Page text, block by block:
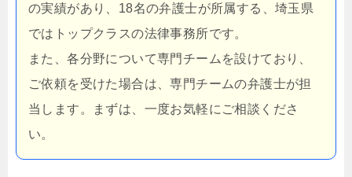
の実績があり、18名の弁護士が所属する、埼玉県
ではトップクラスの法律事務所です。
また、各分野について専門チームを設けており、
ご依頼を受けた場合は、専門チームの弁護士が担
当します。まずは、一度お気軽にご相談くださ
い。